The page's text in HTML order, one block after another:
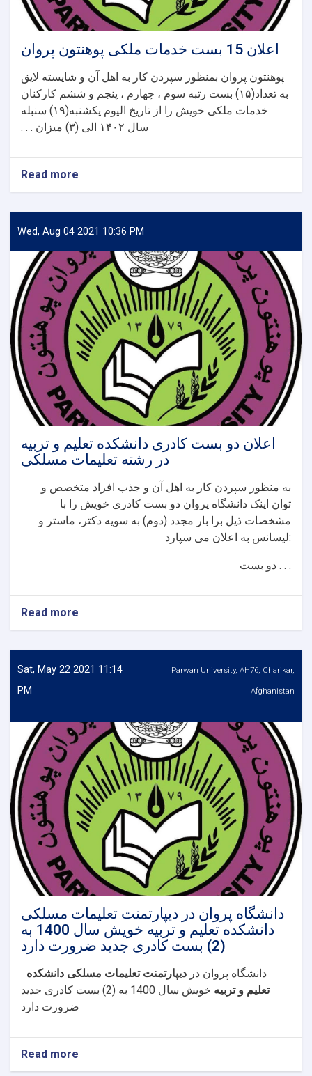
اعلان 15 بست خدمات ملکی پوهنتون پروان
پوهنتون پروان بمنظور سپردن کار به اهل آن و شایسته لایق
به تعداد(۱۵) بست رتبه سوم ، چهارم ، پنجم و ششم کارکنان
خدمات ملکی خویش را از تاریخ الیوم یکشنبه(۱۹) سنبله
سال ۱۴۰۲ الی (۳) میزان . . .
Read more
اعلان
بست
خدمات
پوهنتون
پروان
Wed, Aug 04 2021 10:36 PM
اعلان دو بست کادری دانشکده تعلیم و تربیه
در رشته تعلیمات مسلکی
به منظور سپردن کار به اهل آن و جذب افراد متخصص و
توان اینک دانشگاه پروان دو بست کادری خویش را با
مشخصات ذیل برا بار مجدد (دوم) به سویه دکتر، ماستر و
لیسانس به اعلان می سپارد:
دو بست . . .
Read more
اعلان
بست
کادری
تربیه
در
رشته
تعلیمات
مسلکی
Sat, May 22 2021 11:14
PM
Parwan University, AH76, Charikar,
Afghanistan
دانشگاه پروان در دیپارتمنت تعلیمات مسلکی
دانشکده تعلیم و تربیه خویش سال 1400 به
(2) بست کادری جدید ضرورت دارد
دانشگاه پروان در دیپارتمنت تعلیمات مسلکی دانشکده
تعلیم و تربیه
خویش سال 1400 به (2) بست کادری جدید
ضرورت دارد
Read more
دانشگاه